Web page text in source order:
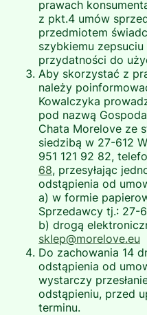
prawach
z pkt.4 umów
przedmiotem
szybkiemu
przydatności do
Aby skorzystać z
należy
Kowalczyka
pod nazwą
Chata Morelove ze
siedzibą w 27-612
951 121 92 82,
68, przesyłając
odstąpienia od
a) w formie
Sprzedawcy tj.: 27-
b) drogą
sklep@morelove.eu
Do zachowania 14
odstąpienia od
wystarczy
odstąpieniu, przed
terminu.